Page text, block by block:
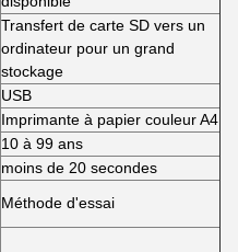
Transfert de carte SD vers un
ordinateur pour un grand
stockage
USB
Imprimante à papier couleur A4
10 à 99 ans
moins de 20 secondes
Méthode d'essai